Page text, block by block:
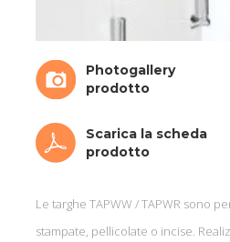
Photogallery
prodotto
Scarica la scheda
prodotto
Le targhe TAPWW / TAPWR sono
stampate, pellicolate o incise.